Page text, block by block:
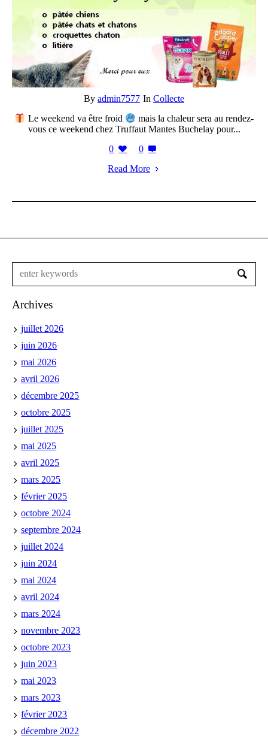
By admin7577 In Collecte
Le weekend va être froid
mais la chaleur sera au rendez-
vous ce weekend chez Truffaut Mantes Buchelay pour...
0
0
Read More
Archives
juillet 2026
juin 2026
mai 2026
avril 2026
décembre 2025
octobre 2025
juillet 2025
mai 2025
avril 2025
mars 2025
février 2025
octobre 2024
septembre 2024
juillet 2024
juin 2024
mai 2024
avril 2024
mars 2024
novembre 2023
octobre 2023
juin 2023
mai 2023
mars 2023
février 2023
décembre 2022